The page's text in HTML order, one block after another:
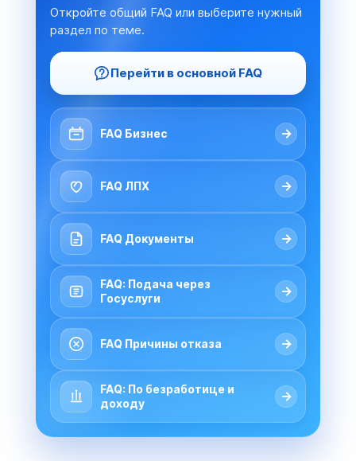
Откройте общий FAQ или выберите нужный
раздел по теме.
Перейти в основной FAQ
FAQ Бизнес →
FAQ ЛПХ →
FAQ Документы →
FAQ: Подача через
Госуслуги
→
FAQ Причины отказа →
FAQ: По безработице и
доходу
→